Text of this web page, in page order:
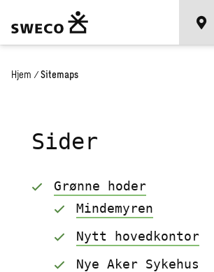
Hjem / Sitemaps
Sider
Grønne hoder
Mindemyren
Nytt hovedkontor
Nye Aker Sykehus